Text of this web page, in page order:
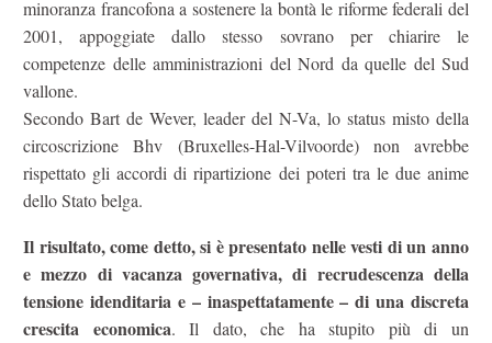
minoranza francofona a sostenere la bontà le riforme federali del
2001, appoggiate dallo stesso sovrano per chiarire le
competenze delle amministrazioni del Nord da quelle del Sud
vallone.
Secondo Bart de Wever, leader del N-Va, lo status misto della
circoscrizione Bhv (Bruxelles-Hal-Vilvoorde) non avrebbe
rispettato gli accordi di ripartizione dei poteri tra le due anime
dello Stato belga.
Il risultato, come detto, si è presentato nelle vesti di un anno
e mezzo di vacanza governativa, di recrudescenza della
tensione idenditaria e – inaspettatamente – di una discreta
crescita economica. Il dato, che ha stupito più di un